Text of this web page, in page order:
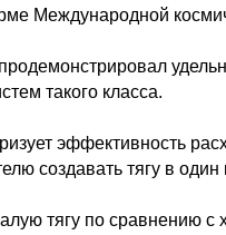
Международной
такого класса.
эффективность
создавать тягу в
тягу по сравнению